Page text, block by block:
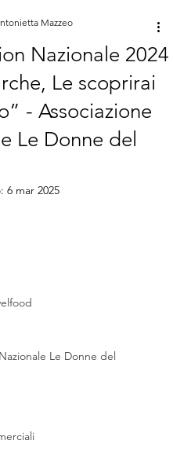
Le Donne del
Nazionale 2024
Le scoprirai
- Associazione
Le Donne del
Mazzeo
6 mar 2025